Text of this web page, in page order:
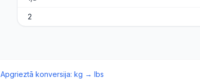
2
Apgrieztā konversija: kg → lbs